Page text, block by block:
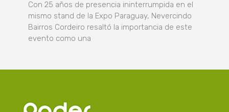
Con 25 años de presencia ininterrumpida en el
mismo stand de la Expo Paraguay, Nevercindo
Bairros Cordeiro resaltó la importancia de este
evento como una